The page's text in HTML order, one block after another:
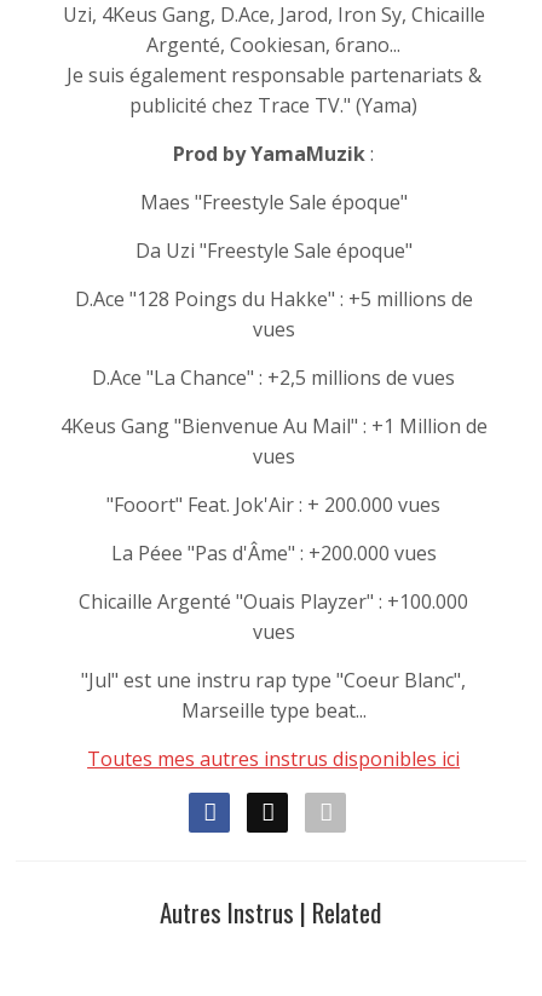
Uzi, 4Keus Gang, D.Ace, Jarod, Iron Sy, Chicaille
Argenté, Cookiesan, 6rano...
Je suis également responsable partenariats &
publicité chez Trace TV." (Yama)
Prod by YamaMuzik:
Maes "Freestyle Sale époque"
Da Uzi "Freestyle Sale époque"
D.Ace "128 Poings du Hakke" : +5 millions de
vues
D.Ace "La Chance" : +2,5 millions de vues
4Keus Gang "Bienvenue Au Mail" : +1 Million de
vues
"Fooort" Feat. Jok'Air : + 200.000 vues
La Péee "Pas d'Âme" : +200.000 vues
Chicaille Argenté "Ouais Playzer" : +100.000
vues
"Jul" est une instru rap type "Coeur Blanc",
Marseille type beat...
Toutes mes autres instrus disponibles ici
Autres Instrus | Related